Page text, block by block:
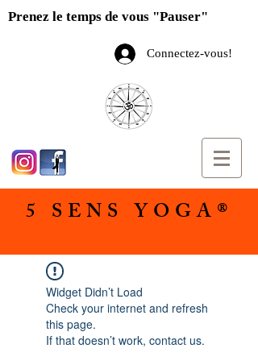
Prenez le temps de vous "Pauser"
Connectez-vous!
5 SENS YOGA®
Widget Didn’t Load
Check your internet and refresh
this page.
If that doesn’t work, contact us.